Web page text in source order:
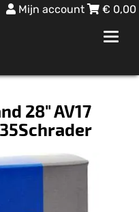
Mijn account € 0,00
28" AV17